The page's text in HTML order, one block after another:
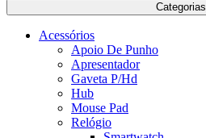
Categorias
Acessórios
Apoio De Punho
Apresentador
Gaveta P/Hd
Hub
Mouse Pad
Relógio